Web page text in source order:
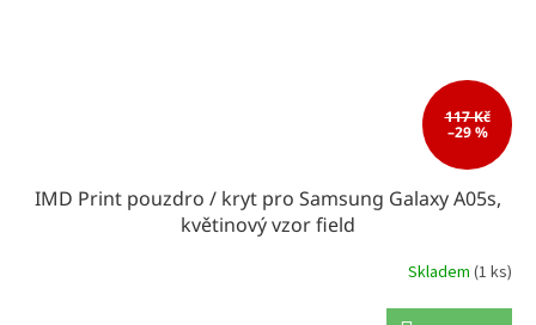
117 Kč
–29 %
IMD Print pouzdro / kryt pro Samsung Galaxy A05s,
květinový vzor field
Skladem (1 ks)